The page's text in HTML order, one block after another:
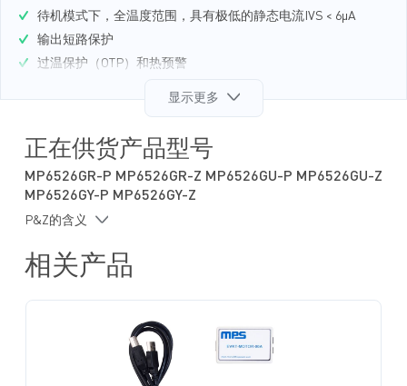
待机模式下，全温度范围，具有极低的静态电流IVS < 6μA
输出短路保护
过温保护（OTP）和热预警
各种诊断功能：输出短路、负载开路、过温和欠压
故障输出标记功能
菊花链可能性
采用 SOIC-28, QFN-24 (4mmx4mm) 和 QFN-24 (5mmx5mm) 封
显示更多
正在供货产品型号
MP6526GR-P MP6526GR-Z MP6526GU-P MP6526GU-Z
MP6526GY-P MP6526GY-Z
P&Z的含义
相关产品